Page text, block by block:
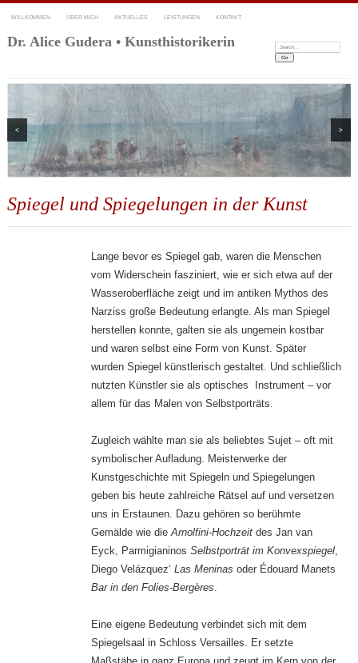
WILLKOMMEN ÜBER MICH AKTUELLES LEISTUNGEN KONTAKT
Dr. Alice Gudera • Kunsthistorikerin Search:
< >
Spiegel und Spiegelungen in der Kunst
Lange bevor es Spiegel gab, waren die Menschen
vom Widerschein fasziniert, wie er sich etwa auf der
Wasseroberfläche zeigt und im antiken Mythos des
Narziss große Bedeutung erlangte. Als man Spiegel
herstellen konnte, galten sie als ungemein kostbar
und waren selbst eine Form von Kunst. Später
wurden Spiegel künstlerisch gestaltet. Und schließlich
nutzten Künstler sie als optisches Instrument – vor
allem für das Malen von Selbstporträts.
Zugleich wählte man sie als beliebtes Sujet – oft mit
symbolischer Aufladung. Meisterwerke der
Kunstgeschichte mit Spiegeln und Spiegelungen
geben bis heute zahlreiche Rätsel auf und versetzen
uns in Erstaunen. Dazu gehören so berühmte
Gemälde wie dieArnolfini-Hochzeit des Jan van
Eyck, Parmigianinos Selbstporträt im Konvexspiegel,
Diego Velázquez‘ Las Meninas oder Édouard Manets
Bar in den Folies-Bergères.
Eine eigene Bedeutung verbindet sich mit dem
Spiegelsaal in Schloss Versailles. Er setzte